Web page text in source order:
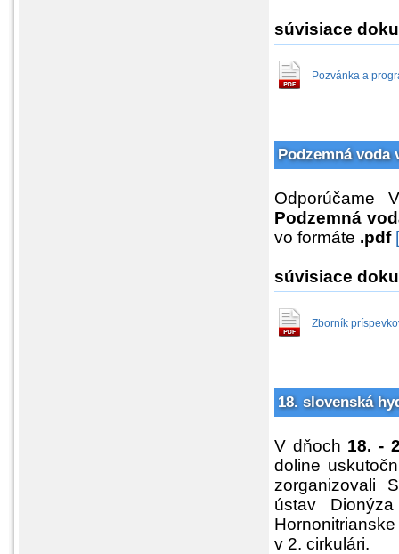
súvisiace
Pozvánka a
Podzemná voda
Odporúčame
Podzemná
vo formáte .pdf
súvisiace
Zborník
18. slovenská
V dňoch 18. -
doline
zorganizovali
ústav
v 2. cirkulári.